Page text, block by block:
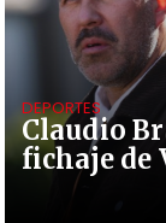
Claudio
fichaje de
DEPORTES